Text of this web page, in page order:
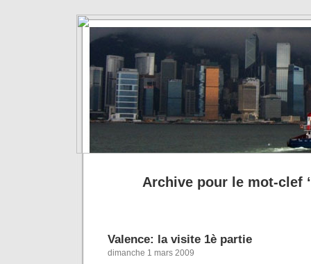
Archive pour le mot-clef
Valence: la visite 1è partie
dimanche 1 mars 2009